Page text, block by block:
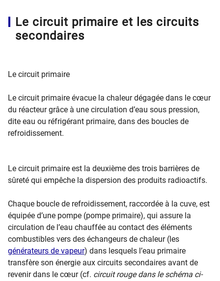
Le circuit primaire et les circuits
secondaires
Le circuit primaire
Le circuit primaire évacue la chaleur dégagée dans le cœur
du réacteur grâce à une circulation d’eau sous pression,
dite eau ou réfrigérant primaire, dans des boucles de
refroidissement.
Le circuit primaire est la deuxième des trois barrières de
sûreté qui empêche la dispersion des produits radioactifs.
Chaque boucle de refroidissement, raccordée à la cuve, est
équipée d’une pompe (pompe primaire), qui assure la
circulation de l’eau chauffée au contact des éléments
combustibles vers des échangeurs de chaleur (les
générateurs de vapeur) dans lesquels l’eau primaire
transfère son énergie aux circuits secondaires avant de
revenir dans le cœur (cf. circuit rouge dans le schéma ci-